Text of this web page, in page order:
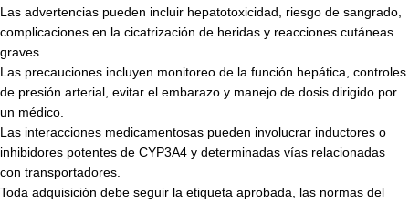
Las advertencias pueden incluir hepatotoxicidad, riesgo de sangrado,
complicaciones en la cicatrización de heridas y reacciones cutáneas
graves.
Las precauciones incluyen monitoreo de la función hepática, controles
de presión arterial, evitar el embarazo y manejo de dosis dirigido por
un médico.
Las interacciones medicamentosas pueden involucrar inductores o
inhibidores potentes de CYP3A4 y determinadas vías relacionadas
con transportadores.
Toda adquisición debe seguir la etiqueta aprobada, las normas del